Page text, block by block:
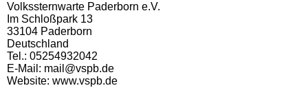
Volkssternwarte Paderborn e.V.
Im Schloßpark 13
33104 Paderborn
Deutschland
Tel.: 05254932042
E-Mail: mail@vspb.de
Website: www.vspb.de